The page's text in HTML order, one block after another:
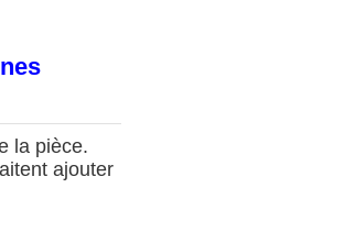
la pièce.
ajouter